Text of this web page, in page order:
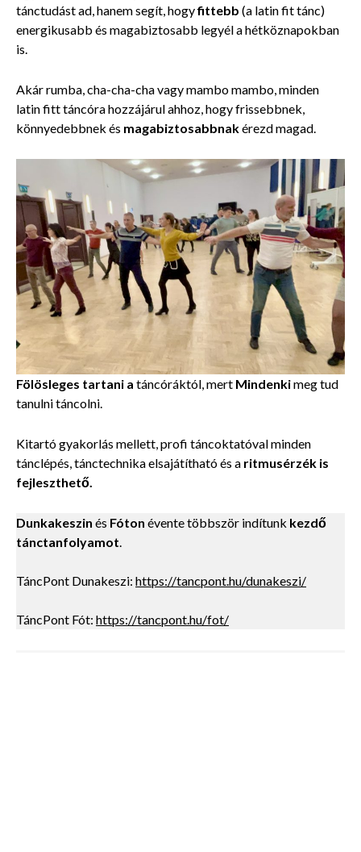
tánctudást ad, hanem segít, hogyfittebb (a latin fit tánc)
energikusabb és magabiztosabb legyél a hétköznapokban
is.
Akár rumba, cha-cha-cha vagy mambo mambo, minden
latin fitt táncóra hozzájárul ahhoz, hogy frissebbnek,
könnyedebbnek és magabiztosabbnakérezd magad.
Fölösleges tartani a táncóráktól, mert Mindenkimeg tud
tanulni táncolni.
Kitartó gyakorlás mellett, profi táncoktatóval minden
tánclépés, tánctechnika elsajátítható és a ritmusérzék is
fejleszthető.
Dunkakeszin és Fóton évente többször indítunk kezdő
tánctanfolyamot.
TáncPont Dunakeszi: https://tancpont.hu/dunakeszi/
TáncPont Fót: https://tancpont.hu/fot/